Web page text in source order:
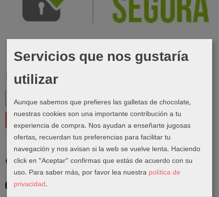
Marcas
Costes de Envío
GRATIS *
Consultar Destinos
Servicios que nos gustaría
utilizar
Aunque sabemos que prefieres las galletas de chocolate,
nuestras cookies son una importante contribución a tu
experiencia de compra. Nos ayudan a enseñarte jugosas
ofertas, recuerdan tus preferencias para facilitar tu
navegación y nos avisan si la web se vuelve lenta. Haciendo
click en "Aceptar" confirmas que estás de acuerdo con su
uso. Para saber más, por favor lea nuestra política de
privacidad.